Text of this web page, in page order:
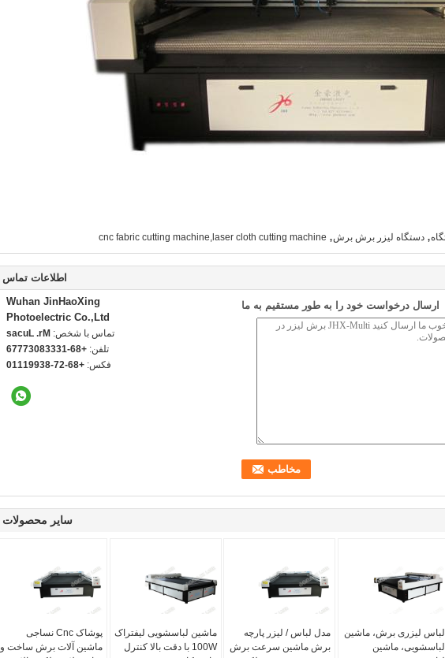
, دستگاه لیزر برش برش,
cnc fabric cutting machine,laser cloth cutting machine
اطلاعات تماس
Wuhan JinHaoXing
Photoelectric Co.,Ltd
تماس با شخص: Mr. Lucas
تلفن: +86-13338037776
فکس: +86-27-83991110
ارسال درخواست خود را به طور مستقیم به ما
سایر محصولات
پوشاک Cnc نساجی
ماشین آلات برش ساخت و
ماشین لباسشویی لیفتراک
100W با دقت بالا کنترل
مدل لباس / لیزر پارچه
برش ماشین سرعت برش
لباس لیزری برش، ماشین
لباسشویی، ماشین